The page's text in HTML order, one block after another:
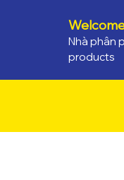
Nhà phân
products